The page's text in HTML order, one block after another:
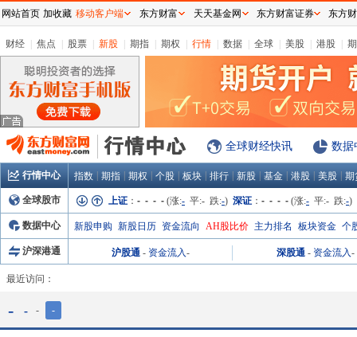
财经 焦点 股票 新股 期指 期权 行情 数据 全球 美股 港股
全球财经快讯 数据
行情中心 指数 期指 期权 个股 板块 排行 新股 基金 港股 美股 期
全球股市 上证 ： - - - - (涨:- 平:- 跌:-) 深证 ： - - - - (涨:- 平:- 跌:-)
数据中心 新股申购 新股日历 资金流向 AH股比价 主力排名 板块资金 个
沪深港通 沪股通 - 资金流入- 深股通 - 资金流入-
最近访问：
- - - -
网站首页 加收藏 移动客户端 东方财富 天天基金网 东方财富证券 东方